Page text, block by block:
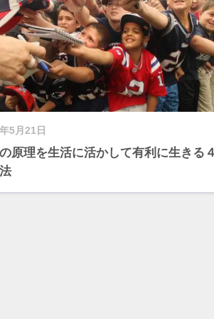
5月21日
原理を生活に活かして有利に生きる